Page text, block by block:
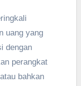
uang yang
dengan
perangkat
bahkan